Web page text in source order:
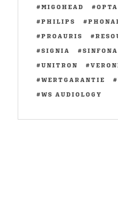
MIGOHEAD
PHILIPS
PROAURIS
SIGNIA
SINFONA
UNITRON
WERTGARANTIE
WS AUDIOLOGY